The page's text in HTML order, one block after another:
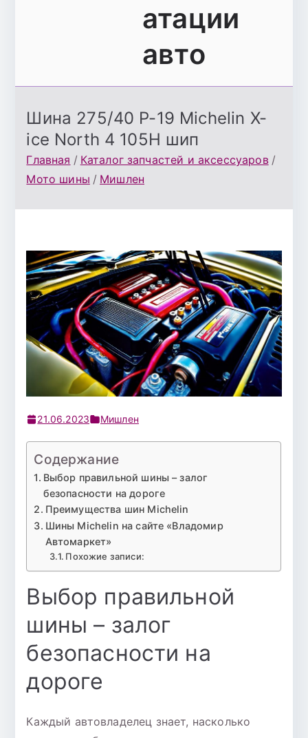
атации
авто
Шина 275/40 Р-19 Michelin X-
ice North 4 105H шип
Главная
Каталог запчастей и аксессуаров
Мото шины
Мишлен
21.06.2023 Мишлен
Содержание
Выбор правильной шины – залог
безопасности на дороге
Преимущества шин Michelin
Шины Michelin на сайте «Владомир
Автомаркет»
Похожие записи:
Выбор правильной
шины – залог
безопасности на
дороге
Каждый автовладелец знает, насколько